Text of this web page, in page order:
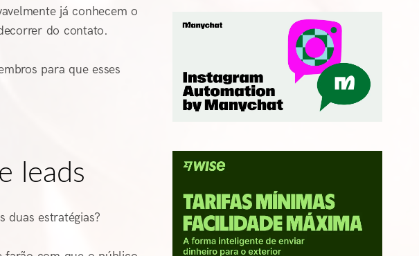
já conhecem o
do contato.
para que esses
leads
duas estratégias?